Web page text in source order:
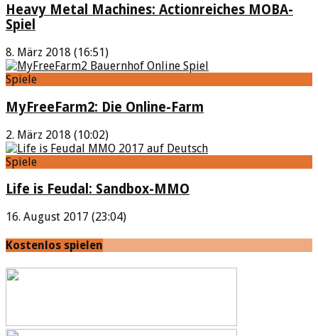
Heavy Metal Machines: Actionreiches MOBA-
Spiel
8. März 2018 (16:51)
Spiele
MyFreeFarm2: Die Online-Farm
2. März 2018 (10:02)
Spiele
Life is Feudal: Sandbox-MMO
16. August 2017 (23:04)
Kostenlos spielen